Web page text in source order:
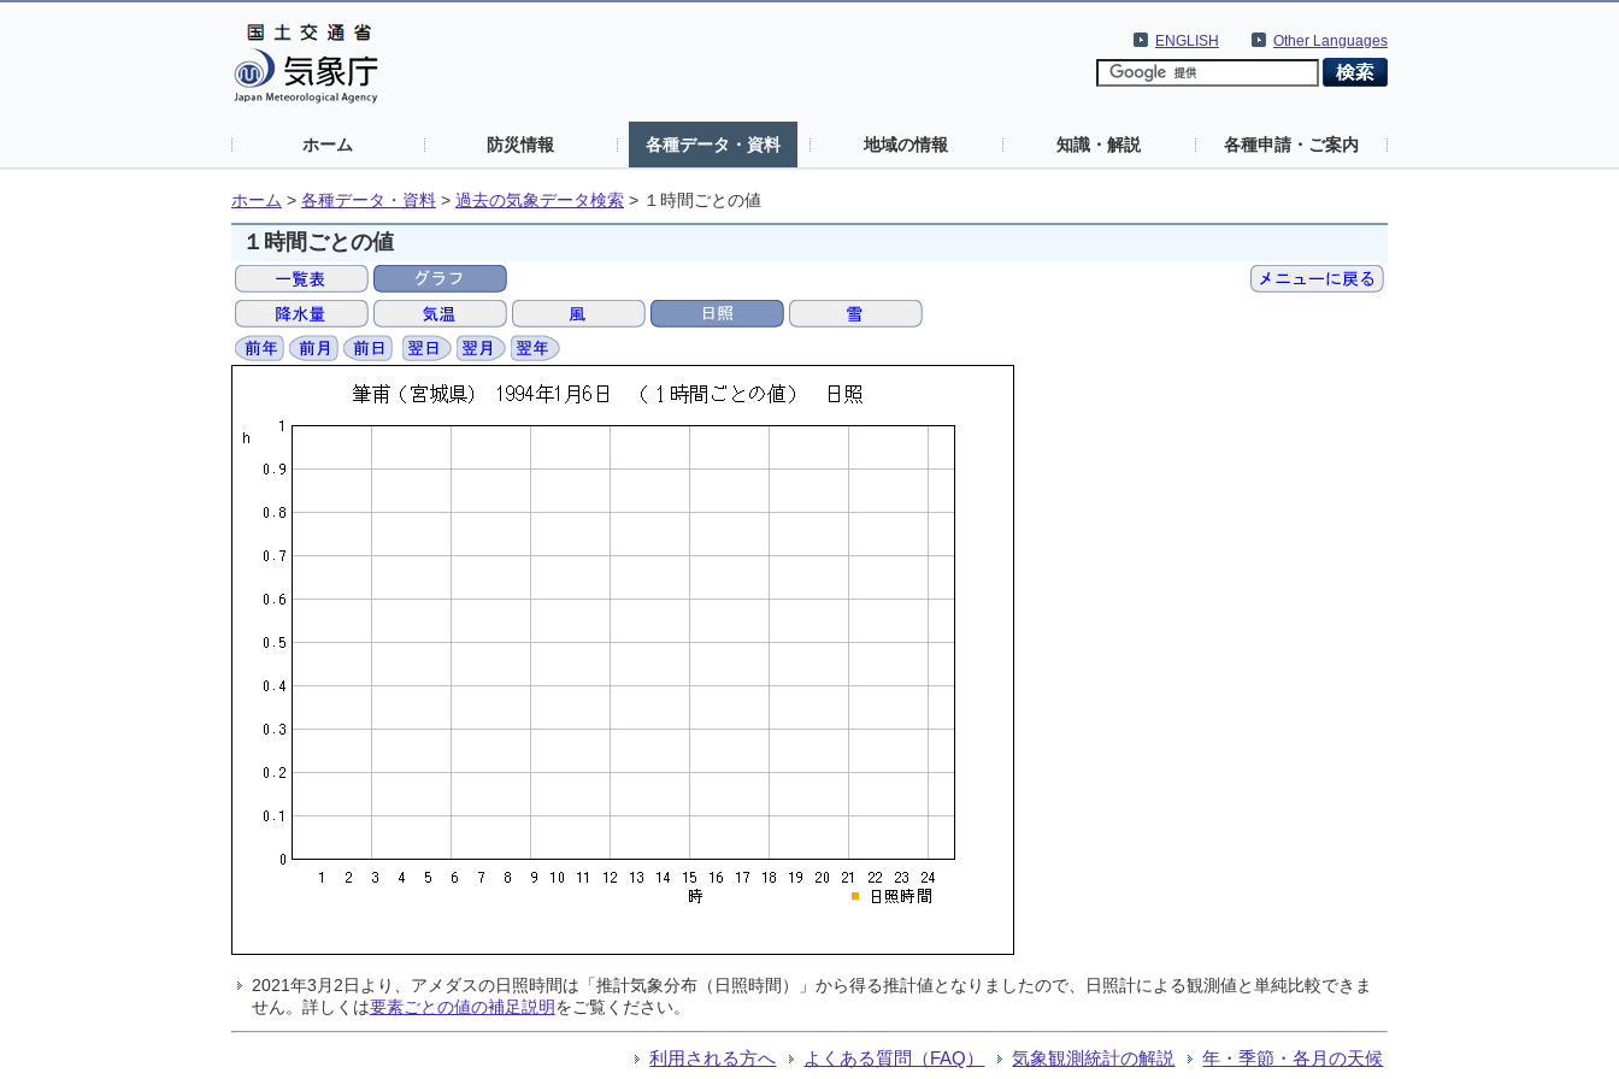
Other Languages
ENGLISH
ホーム 防災情報 各種データ・資料 地域の情報 知識・解説 各種申請・ご案内
ホーム > 各種データ・資料 > 過去の気象データ検索 > １時間ごとの値
１時間ごとの値
2021年3月2日より、アメダスの日照時間は「推計気象分布（日照時間）」から得る推計値となりましたので、日照計による観測値と単純比較できま
せん。詳しくは要素ごとの値の補足説明をご覧ください。
利用される方へ よくある質問（FAQ） 気象観測統計の解説 年・季節・各月の天候